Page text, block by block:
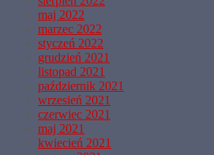
maj 2022
marzec 2022
styczeń 2022
grudzień 2021
listopad 2021
październik 2021
wrzesień 2021
czerwiec 2021
maj 2021
kwiecień 2021